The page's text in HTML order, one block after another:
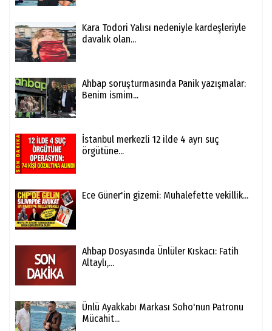
Kara Todori Yalısı nedeniyle kardeşleriyle
davalık olan...
Ahbap soruşturmasında Panik yazışmalar:
Benim ismim...
İstanbul merkezli 12 ilde 4 ayrı suç
örgütüne...
Ece Güner'in gizemi: Muhalefette vekillik...
Ahbap Dosyasında Ünlüler Kıskacı: Fatih
Altaylı,...
Ünlü Ayakkabı Markası Soho'nun Patronu
Mücahit...